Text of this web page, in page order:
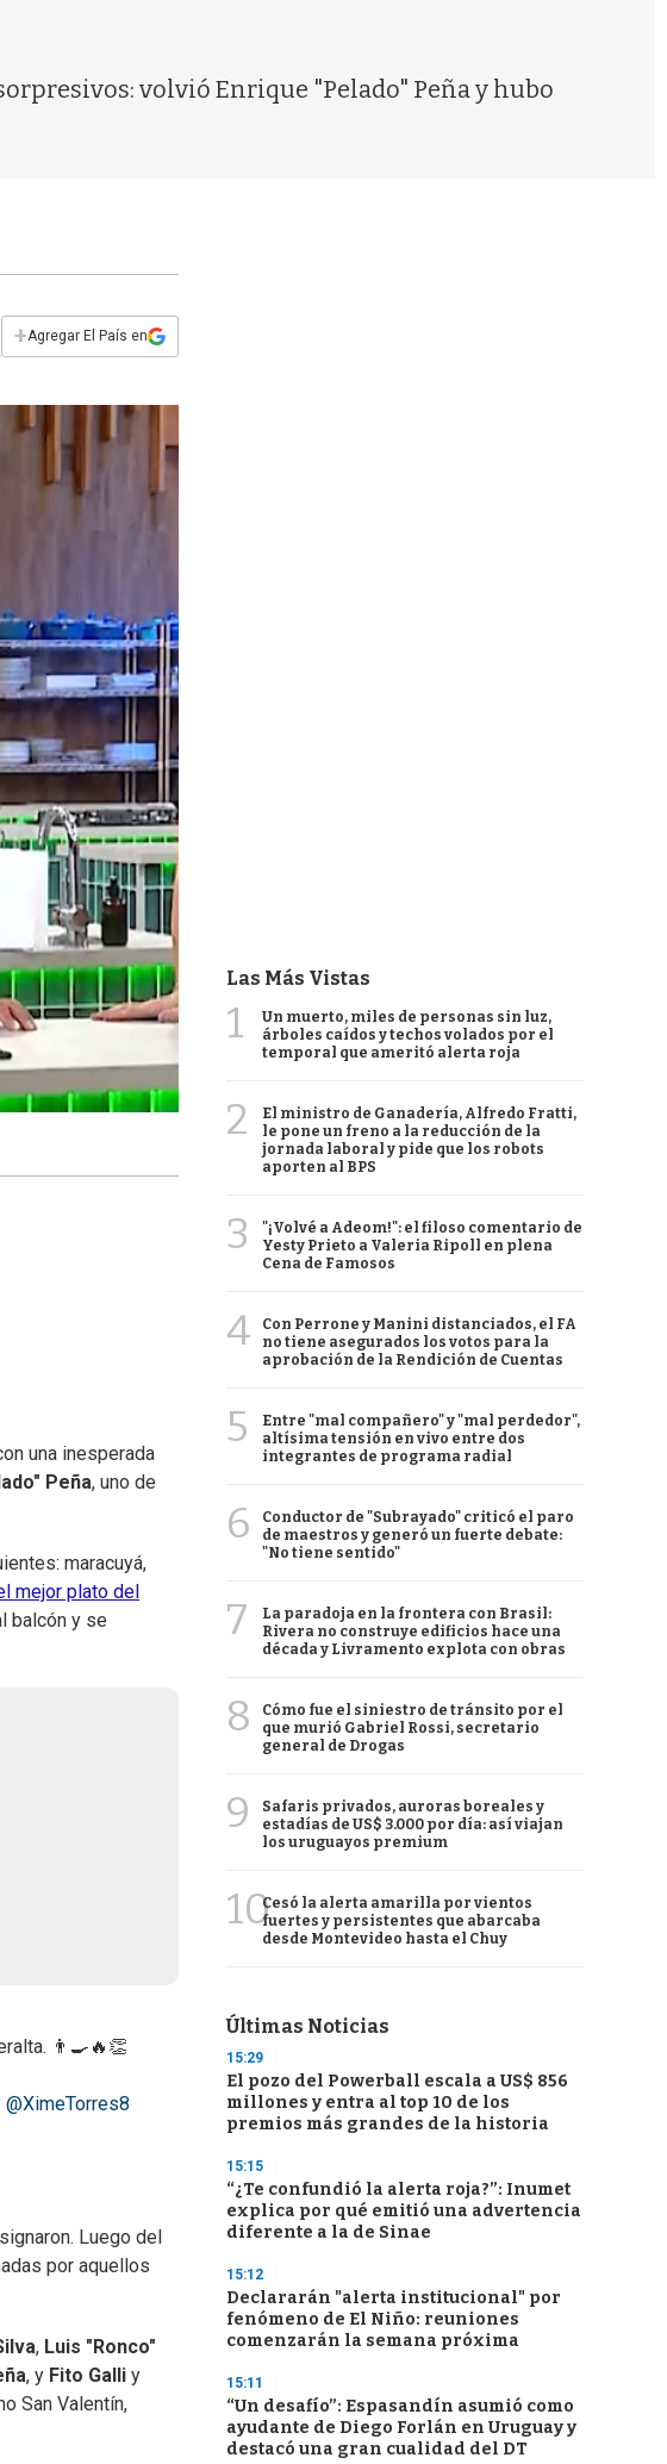
volvió Enrique "Pelado" Peña y hubo
+Agregar El País en
una inesperada
Peña, uno de
maracuyá,
mejor plato del
balcón y se
👨‍🍳🔥👏
@XimeTorres8
Luego del
por aquellos
, Luis "Ronco"
, y Fito Galli y
San Valentín,
Las Más Vistas
1
Un muerto, miles de personas sin luz,
árboles caídos y techos volados por el
temporal que ameritó alerta roja
2
El ministro de Ganadería, Alfredo Fratti,
le pone un freno a la reducción de la
jornada laboral y pide que los robots
aporten al BPS
3
"¡Volvé a Adeom!": el filoso comentario de
Yesty Prieto a Valeria Ripoll en plena
Cena de Famosos
4
Con Perrone y Manini distanciados, el FA
no tiene asegurados los votos para la
aprobación de la Rendición de Cuentas
5
Entre "mal compañero" y "mal perdedor",
altísima tensión en vivo entre dos
integrantes de programa radial
6
Conductor de "Subrayado" criticó el paro
de maestros y generó un fuerte debate:
"No tiene sentido"
7
La paradoja en la frontera con Brasil:
Rivera no construye edificios hace una
década y Livramento explota con obras
8
Cómo fue el siniestro de tránsito por el
que murió Gabriel Rossi, secretario
general de Drogas
9
Safaris privados, auroras boreales y
estadías de US$ 3.000 por día: así viajan
los uruguayos premium
10Cesó la alerta amarilla por vientos
fuertes y persistentes que abarcaba
desde Montevideo hasta el Chuy
Últimas Noticias
15:29
El pozo del Powerball escala a US$ 856
millones y entra al top 10 de los
premios más grandes de la historia
15:15
“¿Te confundió la alerta roja?”: Inumet
explica por qué emitió una advertencia
diferente a la de Sinae
15:12
Declararán "alerta institucional" por
fenómeno de El Niño: reuniones
comenzarán la semana próxima
15:11
“Un desafío”: Espasandín asumió como
ayudante de Diego Forlán en Uruguay y
destacó una gran cualidad del DT